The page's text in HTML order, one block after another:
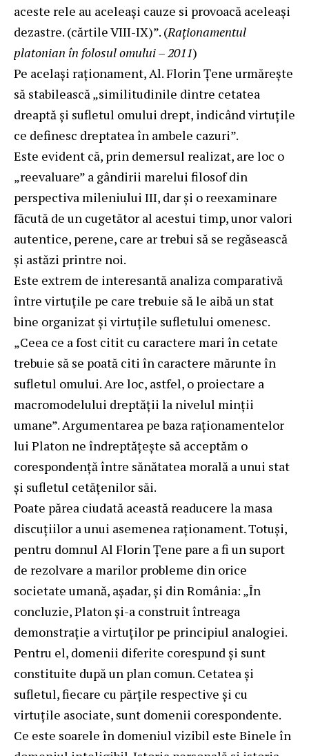
aceste rele au aceleași cauze si provoacă aceleași
dezastre. (cărtile VIII-IX)”. (Raționamentul
platonian în folosul omului – 2011)
Pe același raționament, Al. Florin Țene urmărește
să stabilească „similitudinile dintre cetatea
dreaptă și sufletul omului drept, indicând virtuțile
ce definesc dreptatea în ambele cazuri”.
Este evident că, prin demersul realizat, are loc o
„reevaluare” a gândirii marelui filosof din
perspectiva mileniului III, dar și o reexaminare
făcută de un cugetător al acestui timp, unor valori
autentice, perene, care ar trebui să se regăsească
și astăzi printre noi.
Este extrem de interesantă analiza comparativă
între virtuțile pe care trebuie să le aibă un stat
bine organizat și virtuțile sufletului omenesc.
„Ceea ce a fost citit cu caractere mari în cetate
trebuie să se poată citi în caractere mărunte în
sufletul omului. Are loc, astfel, o proiectare a
macromodelului dreptății la nivelul minții
umane”. Argumentarea pe baza raționamentelor
lui Platon ne îndreptățește să acceptăm o
corespondență între sănătatea morală a unui stat
și sufletul cetățenilor săi.
Poate părea ciudată această readucere la masa
discuțiilor a unui asemenea raționament. Totuși,
pentru domnul Al Florin Țene pare a fi un suport
de rezolvare a marilor probleme din orice
societate umană, așadar, și din România: „În
concluzie, Platon și-a construit întreaga
demonstrație a virtuților pe principiul analogiei.
Pentru el, domenii diferite corespund și sunt
constituite după un plan comun. Cetatea și
sufletul, fiecare cu părțile respective și cu
virtuțile asociate, sunt domenii corespondente.
Ce este soarele în domeniul vizibil este Binele în